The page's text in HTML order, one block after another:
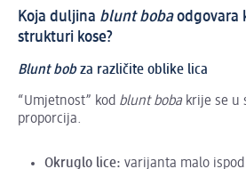
Koja duljina blunt bobaodgovara
strukturi kose?
Blunt bobza različite oblike lica
“Umjetnost” kod blunt boba krije se u
proporcija.
Okruglo lice: varijanta malo